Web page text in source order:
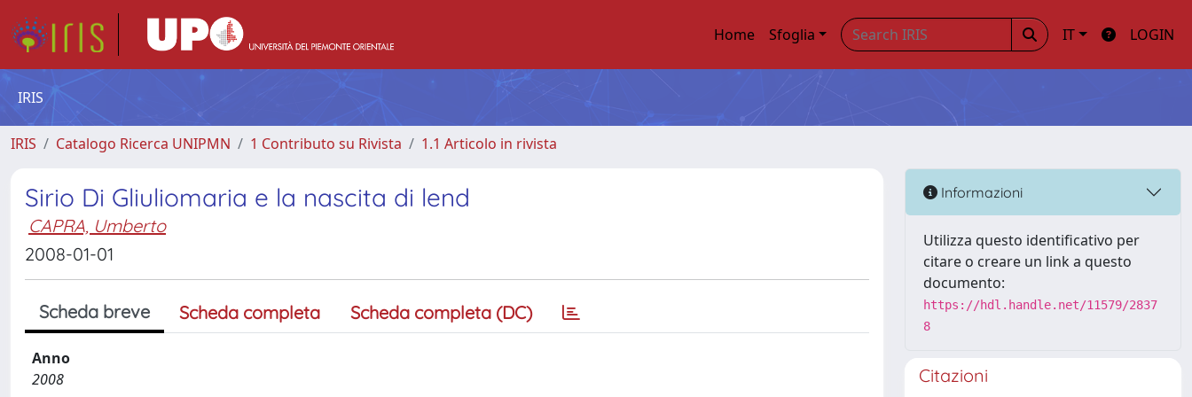
Home Sfoglia IT LOGIN
IRIS
IRIS Catalogo Ricerca UNIPMN 1 Contributo su Rivista 1.1 Articolo in rivista
Sirio Di Gliuliomaria e la nascita di lend
CAPRA, Umberto
2008-01-01
Scheda breve Scheda completa Scheda completa (DC)
Anno
2008
Informazioni
Utilizza questo identificativo per
citare o creare un link a questo
documento:
https://hdl.handle.net/11579/2837
8
Citazioni